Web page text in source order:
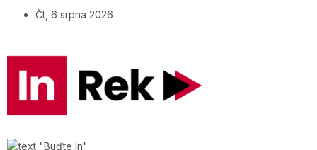
Čt, 6 srpna 2026